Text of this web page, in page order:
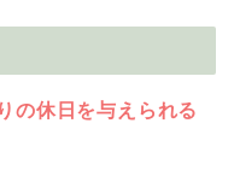
の休日を与えられる